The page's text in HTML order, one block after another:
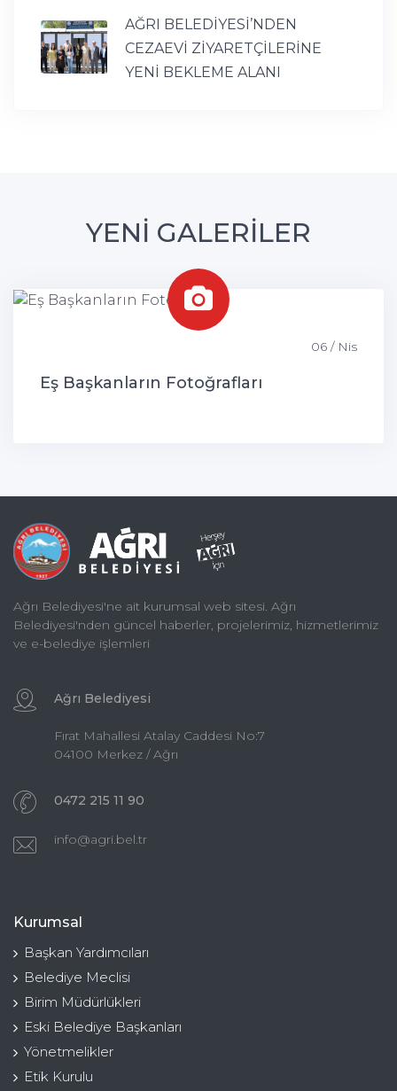
AĞRI BELEDİYESİ’NDEN
CEZAEVİ ZİYARETÇİLERİNE
YENİ BEKLEME ALANI
YENİ GALERİLER
06 / Nis
Eş Başkanların Fotoğrafları
Ağrı Belediyesi'ne ait kurumsal web sitesi. Ağrı
Belediyesi'nden güncel haberler, projelerimiz, hizmetlerimiz
ve e-belediye işlemleri
Ağrı Belediyesi
Fırat Mahallesi Atalay Caddesi No:7
04100 Merkez / Ağrı
0472 215 11 90
info@agri.bel.tr
Kurumsal
Başkan Yardımcıları
Belediye Meclisi
Birim Müdürlükleri
Eski Belediye Başkanları
Yönetmelikler
Etik Kurulu